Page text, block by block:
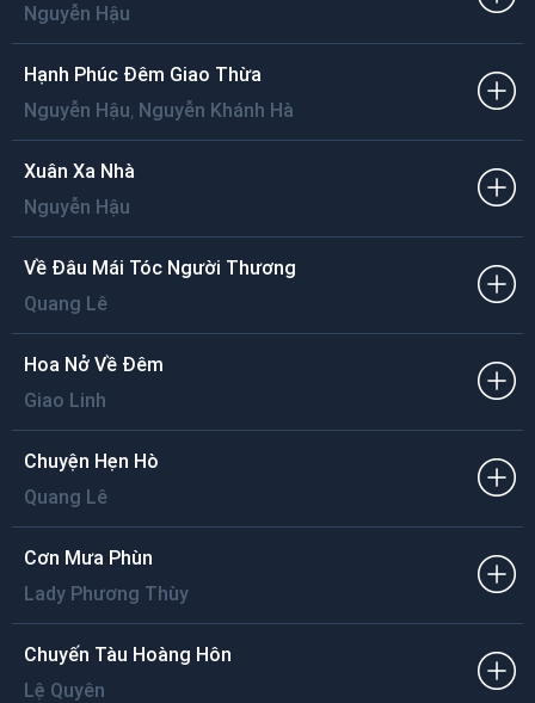
Nguyễn Hậu
Hạnh Phúc Đêm Giao Thừa
Nguyễn Hậu, Nguyễn Khánh Hà
Xuân Xa Nhà
Nguyễn Hậu
Về Đâu Mái Tóc Người Thương
Quang Lê
Hoa Nở Về Đêm
Giao Linh
Chuyện Hẹn Hò
Quang Lê
Cơn Mưa Phùn
Lady Phương Thùy
Chuyến Tàu Hoàng Hôn
Lệ Quyên